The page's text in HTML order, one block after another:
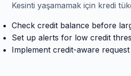
Kesinti yaşamamak için kredi
Check credit balance before
Set up alerts for low credit
Implement credit-aware